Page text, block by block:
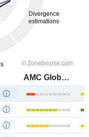
AMC Global Media Inc.